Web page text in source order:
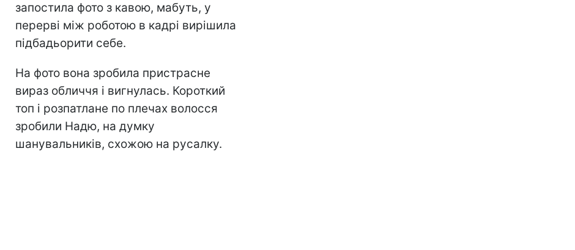
запостила фото з кавою, мабуть, у
перерві між роботою в кадрі вирішила
підбадьорити себе.
На фото вона зробила пристрасне
вираз обличчя і вигнулась. Короткий
топ і розпатлане по плечах волосся
зробили Надю, на думку
шанувальників, схожою на русалку.